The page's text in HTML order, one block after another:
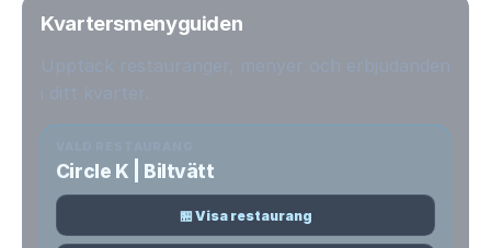
Kvartersmenyguiden
Circle K | Biltvätt
🏪 Visa restaurang